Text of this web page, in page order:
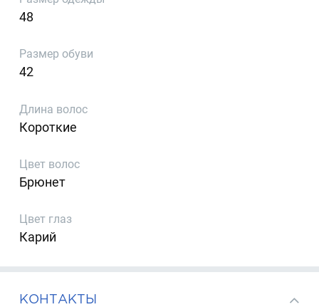
48
Размер обуви
42
Длина волос
Короткие
Цвет волос
Брюнет
Цвет глаз
Карий
КОНТАКТЫ